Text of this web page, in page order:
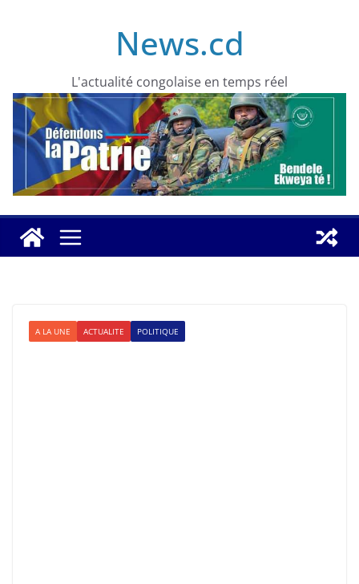
News.cd
L'actualité congolaise en temps réel
A LA UNE ACTUALITE POLITIQUE